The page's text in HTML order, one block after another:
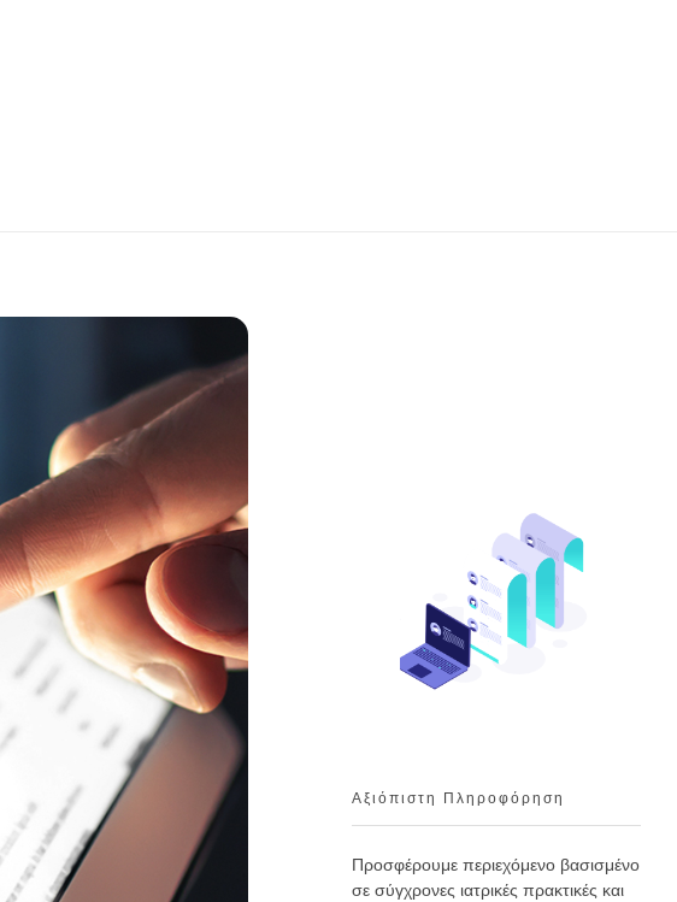
Αξιόπιστη Πληροφόρηση
Προσφέρουμε περιεχόμενο βασισμένο
σε σύγχρονες ιατρικές πρακτικές και